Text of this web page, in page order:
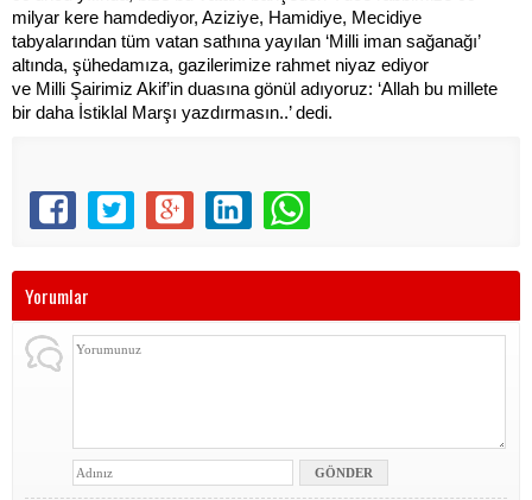
milyar kere hamdediyor, Aziziye, Hamidiye, Mecidiye
tabyalarından tüm vatan sathına yayılan ‘Milli iman sağanağı’
altında, şühedamıza, gazilerimize rahmet niyaz ediyor
ve Milli Şairimiz Akif’in duasına gönül adıyoruz: ‘Allah bu millete
bir daha İstiklal Marşı yazdırmasın..’ dedi.
Yorumlar